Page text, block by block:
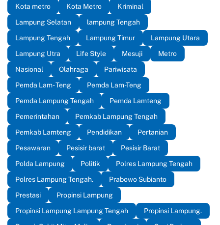
Kota metro
Kota Metro
Kriminal
Lampung Selatan
lampung Tengah
Lampung Tengah
Lampung Timur
Lampung Utara
Lampung Utra
Life Style Mesuji
Metro
Nasional
Olahraga
Pariwisata
Pemda Lam- Teng
Pemda Lam-Teng
Pemda Lampung Tengah
Pemda Lamteng
Pemerintahan
Pemkab Lampung Tengah
Pemkab Lamteng
Pendidikan
Pertanian
Pesawaran
Pesisir barat
Pesisir Barat
Polda Lampung
Politik
Polres Lampung Tengah
Polres Lampung Tengah.
Prabowo Subianto
Prestasi
Propinsi Lampung
Propinsi Lampung Lampung Tengah
Propinsi Lampung.